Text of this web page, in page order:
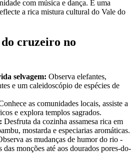
com música e dança. É uma
a rica mistura cultural do Vale do
do cruzeiro no
selvagem: Observa elefantes,
e um caleidoscópio de espécies de
as comunidades locais, assiste a
e explora templos sagrados.
Desfruta da cozinha assamesa rica em
mostarda e especiarias aromáticas.
as mudanças de humor do rio -
das monções até aos dourados pores-do-